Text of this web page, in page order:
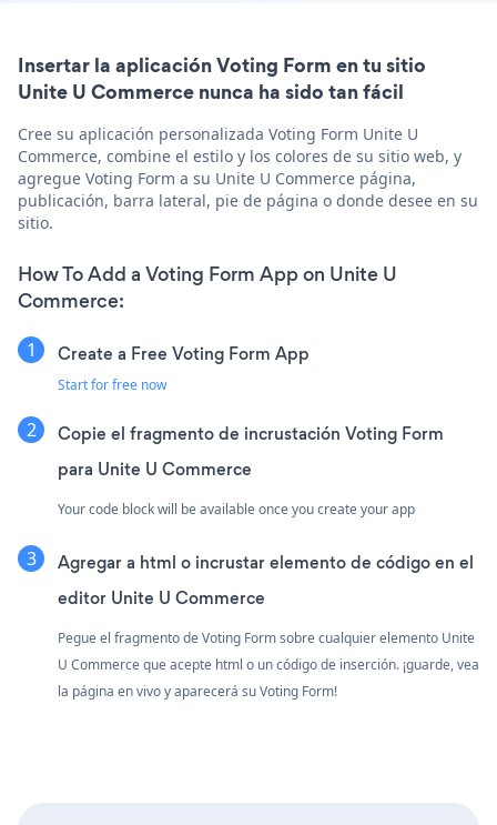
Insertar la aplicación Voting Form en tu sitio
Unite U Commerce nunca ha sido tan fácil
Cree su aplicación personalizada Voting Form Unite U
Commerce, combine el estilo y los colores de su sitio web, y
agregue Voting Form a su Unite U Commerce página,
publicación, barra lateral, pie de página o donde desee en su
sitio.
How To Add a Voting Form App on Unite U
Commerce:
Create a Free Voting Form App
Start for free now
Copie el fragmento de incrustación Voting Form
para Unite U Commerce
Your code block will be available once you create your app
Agregar a html o incrustar elemento de código en el
editor Unite U Commerce
Pegue el fragmento de Voting Form sobre cualquier elemento Unite
U Commerce que acepte html o un código de inserción. ¡guarde, vea
la página en vivo y aparecerá su Voting Form!